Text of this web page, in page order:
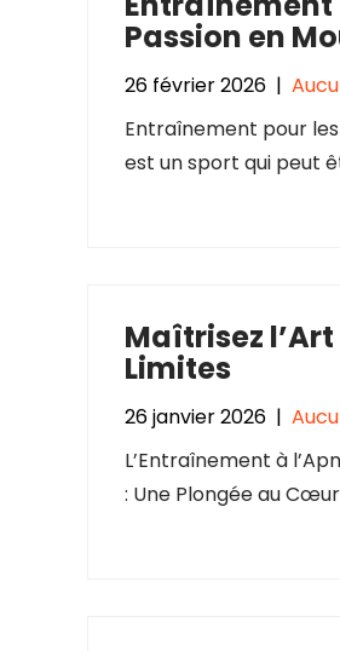
Passion en
26 février 2026 |
Entraînement pour
est un sport qui peut
Maîtrisez
Limites
26 janvier 2026 |
L’Entraînement à
: Une Plongée au